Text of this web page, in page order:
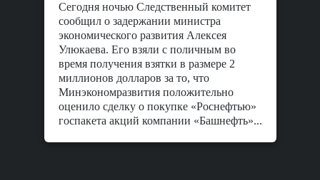
Сегодня ночью Следственный комитет
сообщил о задержании министра
экономического развития Алексея
Улюкаева. Его взяли с поличным во
время получения взятки в размере 2
миллионов долларов за то, что
Минэкономразвития положительно
оценило сделку о покупке «Роснефтью»
госпакета акций компании «Башнефть»...